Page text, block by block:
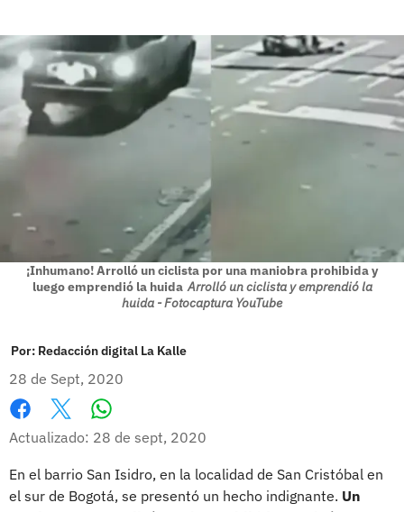
¡Inhumano! Arrolló un ciclista por una maniobra prohibida y
luego emprendió la huida Arrolló un ciclista y emprendió la
huida - Fotocaptura YouTube
Por: Redacción digital La Kalle
28 de Sept, 2020
Facebook
X
Actualizado: 28 de sept, 2020
En el barrio San Isidro, en la localidad de San Cristóbal en
el sur de Bogotá, se presentó un hecho indignante. Un